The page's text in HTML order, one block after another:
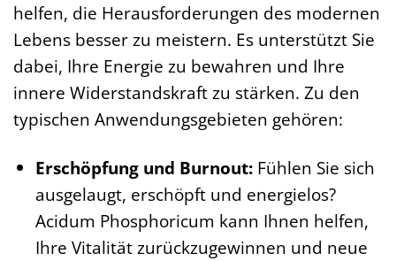
helfen, die Herausforderungen des modernen
Lebens besser zu meistern. Es unterstützt Sie
dabei, Ihre Energie zu bewahren und Ihre
innere Widerstandskraft zu stärken. Zu den
typischen Anwendungsgebieten gehören:
Erschöpfung und Burnout:Fühlen Sie sich
ausgelaugt, erschöpft und energielos?
Acidum Phosphoricum kann Ihnen helfen,
Ihre Vitalität zurückzugewinnen und neue